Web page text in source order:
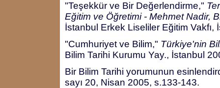
"Teşekkür ve Bir Değerlendirme,"
Eğitim ve Öğretimi - Mehmet Nadir,
İstanbul Erkek Liseliler Eğitim Vakfı,
"Cumhuriyet ve Bilim," Türkiye'nin
Bilim Tarihi Kurumu Yay., İstanbul
Bir Bilim Tarihi yorumunun
sayı 20, Nisan 2005, s.133-143.